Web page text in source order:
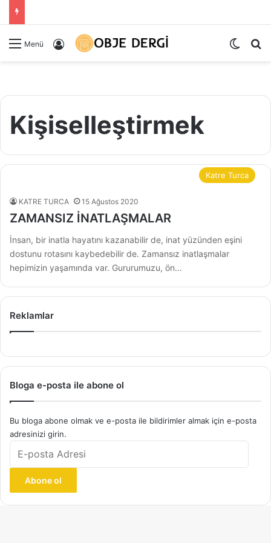
Menü Kayıt Ol Dış
Kişiselleştirmek
Katre Turca
KATRE TURCA 15 Ağustos 2020
ZAMANSIZ İNATLAŞMALAR
İnsan, bir inatla hayatını kazanabilir de, inat yüzünden eşini
dostunu rotasını kaybedebilir de. Zamansız inatlaşmalar
hepimizin yaşamında var. Gururumuzu, ön…
Reklamlar
Bloga e-posta ile abone ol
Bu bloga abone olmak ve e-posta ile bildirimler almak için e-posta
adresinizi girin.
posta
Abone ol